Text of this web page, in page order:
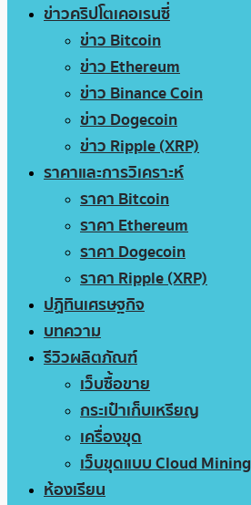
ข่าวคริปโตเคอเรนซี่
ข่าว Bitcoin
ข่าว Ethereum
ข่าว Binance Coin
ข่าว Dogecoin
ข่าว Ripple (XRP)
ราคาและการวิเคราะห์
ราคา Bitcoin
ราคา Ethereum
ราคา Dogecoin
ราคา Ripple (XRP)
ปฏิทินเศรษฐกิจ
บทความ
รีวิวผลิตภัณฑ์
เว็บซื้อขาย
กระเป๋าเก็บเหรียญ
เครื่องขุด
เว็บขุดแบบ Cloud Mining
ห้องเรียน